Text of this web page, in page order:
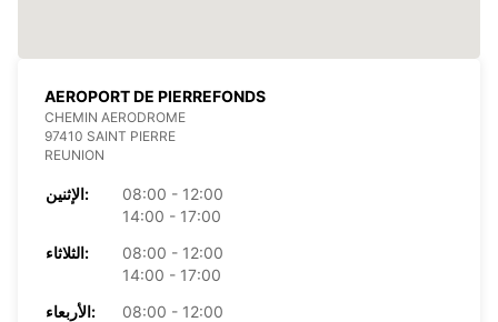
AEROPORT DE PIERREFONDS
CHEMIN AERODROME
97410 SAINT PIERRE
REUNION
الإثنين:
08:00 - 12:00
14:00 - 17:00
الثلاثاء:
08:00 - 12:00
14:00 - 17:00
الأربعاء:
08:00 - 12:00